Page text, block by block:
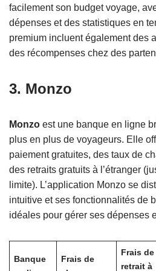
facilement son budget voyage,
dépenses et des statistiques en
premium incluent également des
des récompenses chez des
3. Monzo
Monzo est une banque en ligne
plus en plus de voyageurs. Elle
paiement gratuites, des taux de
des retraits gratuits à l’étranger
limite). L’application Monzo se
intuitive et ses fonctionnalités de
idéales pour gérer ses dépenses
Banque
Frais de
Frais de
retrait à